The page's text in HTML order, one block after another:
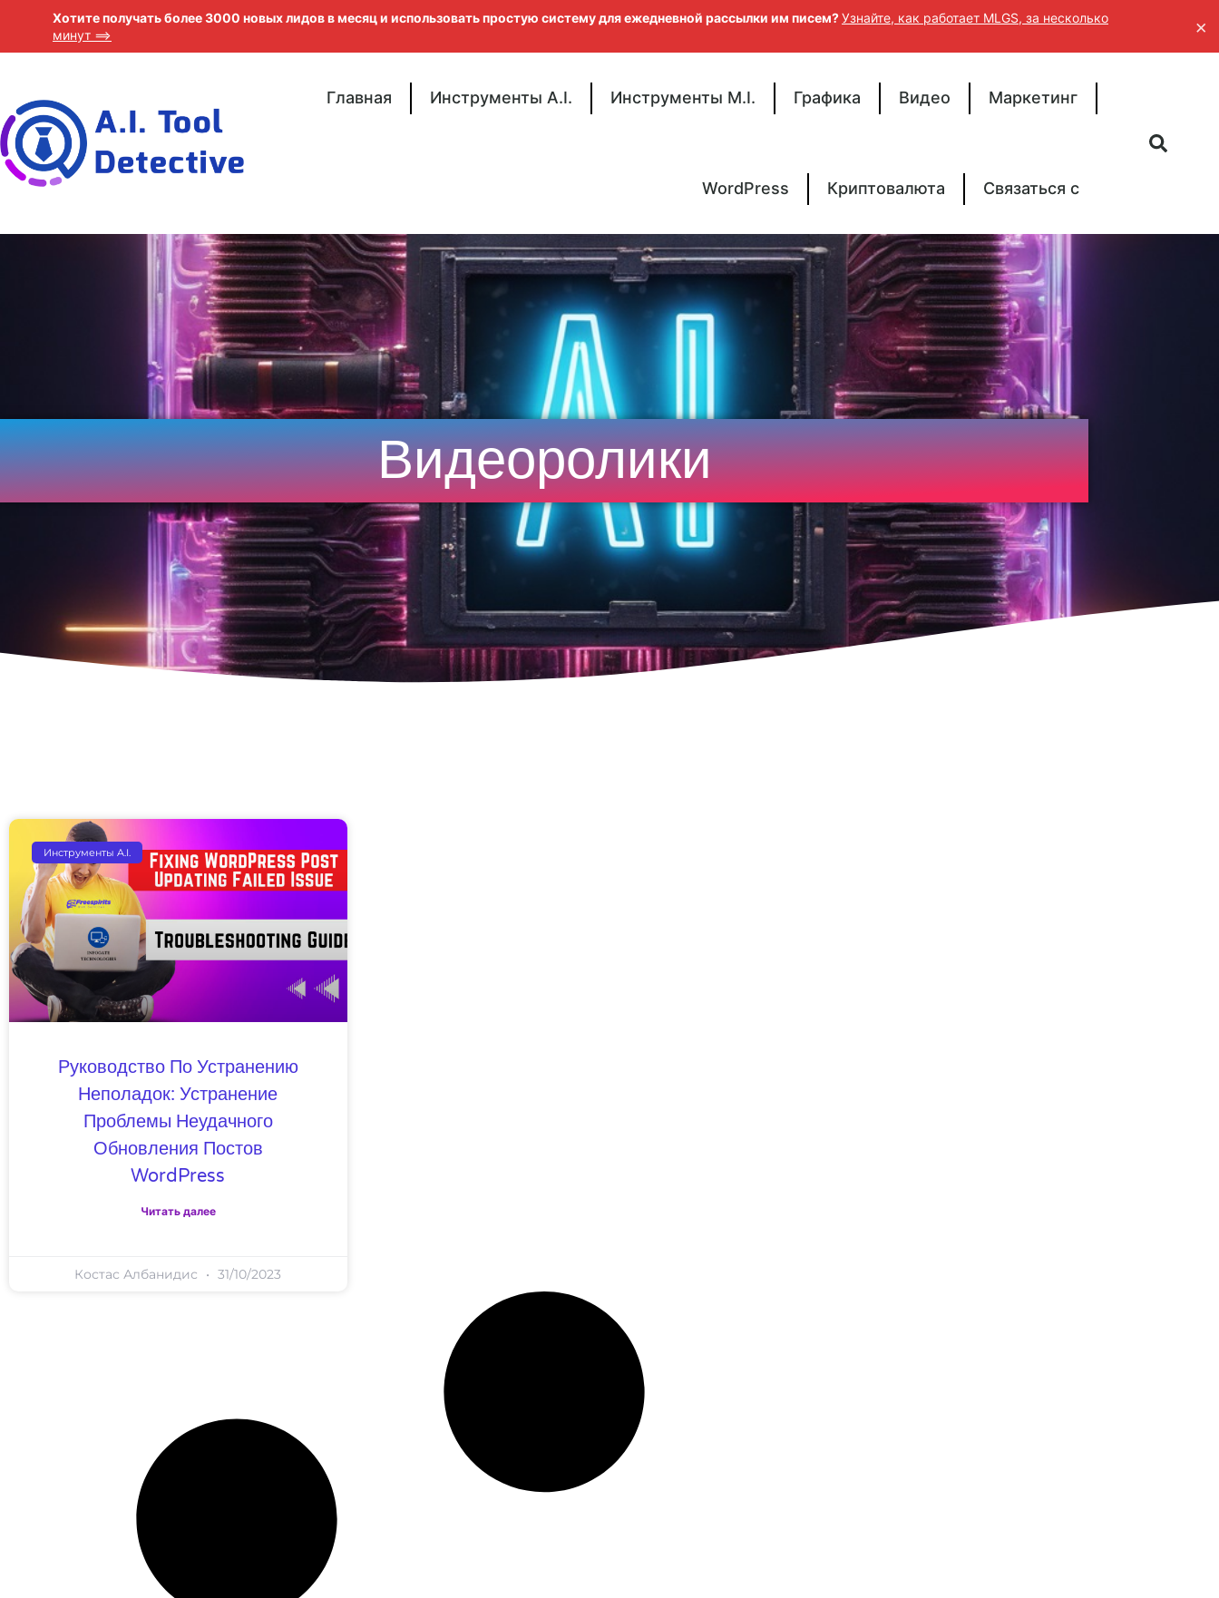
Главная Инструменты A.I. Инструменты M.I. Графика Видео Маркетинг
WordPress Криптовалюта Связаться с
Видеоролики
Инструменты A.I.
Руководство По Устранению
Неполадок: Устранение
Проблемы Неудачного
Обновления Постов
WordPress
Читать далее
Костас Албанидис 31/10/2023
Хотите получать более 3000 новых лидов в месяц и использовать простую систему для ежедневной рассылки им писем?Узнайте, как работает MLGS, за несколько
минут ==>
×